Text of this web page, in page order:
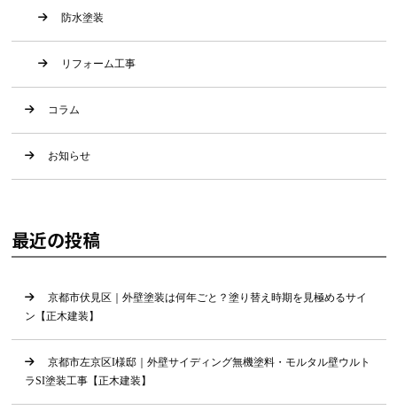
防水塗装
リフォーム工事
コラム
お知らせ
最近の投稿
京都市伏見区｜外壁塗装は何年ごと？塗り替え時期を見極めるサイ
ン【正木建装】
京都市左京区I様邸｜外壁サイディング無機塗料・モルタル壁ウルト
ラSI塗装工事【正木建装】